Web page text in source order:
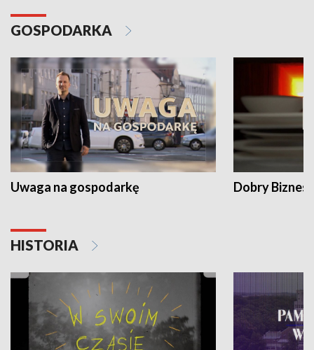
GOSPODARKA
Uwaga na gospodarkę Dobry Biznes
HISTORIA